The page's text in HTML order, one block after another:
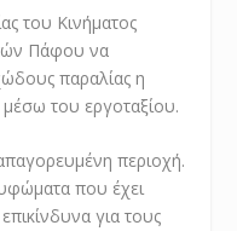
του Κινήματος
Πάφου να
παραλίας η
του εργοταξίου.
περιοχή.
που έχει
για τους